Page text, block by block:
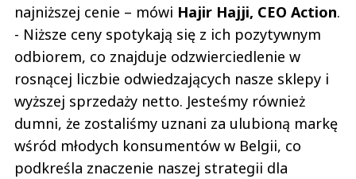
najniższej cenie – mówi Hajir Hajji, CEO Action.
- Niższe ceny spotykają się z ich pozytywnym
odbiorem, co znajduje odzwierciedlenie w
rosnącej liczbie odwiedzających nasze sklepy i
wyższej sprzedaży netto. Jesteśmy również
dumni, że zostaliśmy uznani za ulubioną markę
wśród młodych konsumentów w Belgii, co
podkreśla znaczenie naszej strategii dla